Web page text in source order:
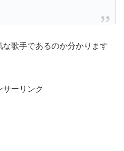
歌手であるのか分かります
サーリンク